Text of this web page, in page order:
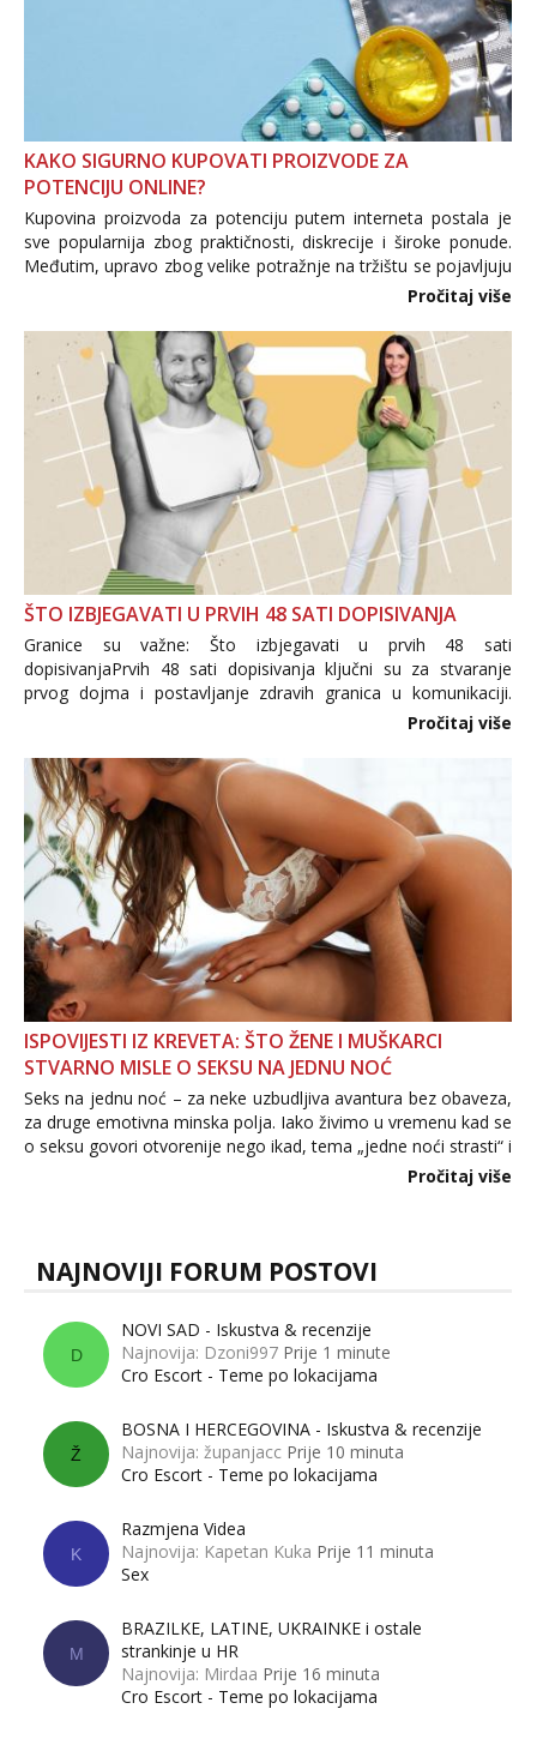
KAKO SIGURNO KUPOVATI PROIZVODE ZA
POTENCIJU ONLINE?
Kupovina proizvoda za potenciju putem interneta postala je
sve popularnija zbog praktičnosti, diskrecije i široke ponude.
Međutim, upravo zbog velike potražnje na tržištu se pojavljuju
i brojni krivotvoreni proizvodi, nepouzdane internetske
Pročitaj više
ŠTO IZBJEGAVATI U PRVIH 48 SATI DOPISIVANJA
Granice su važne: Što izbjegavati u prvih 48 sati
dopisivanjaPrvih 48 sati dopisivanja ključni su za stvaranje
prvog dojma i postavljanje zdravih granica u komunikaciji.
Važno je izbjeći prebrzo otkrivanje osobnih ili intimnih
informacija, jer nepoznata osoba još nije zaslužila to
povjerenje. Takođe...
Pročitaj više
ISPOVIJESTI IZ KREVETA: ŠTO ŽENE I MUŠKARCI
STVARNO MISLE O SEKSU NA JEDNU NOĆ
Seks na jednu noć – za neke uzbudljiva avantura bez obaveza,
za druge emotivna minska polja. Iako živimo u vremenu kad se
o seksu govori otvorenije nego ikad, tema „jedne noći strasti“ i
dalje izaziva burne rasprave. Što zapravo misle žene, a što
Pročitaj više
NAJNOVIJI FORUM POSTOVI
D
NOVI SAD - Iskustva & recenzije
Najnovija: Dzoni997 Prije 1 minute
Cro Escort - Teme po lokacijama
Ž
BOSNA I HERCEGOVINA - Iskustva & recenzije
Najnovija: županjacc Prije 10 minuta
Cro Escort - Teme po lokacijama
K
Razmjena Videa
Najnovija: Kapetan Kuka Prije 11 minuta
Sex
M
BRAZILKE, LATINE, UKRAINKE i ostale
strankinje u HR
Najnovija: Mirdaa Prije 16 minuta
Cro Escort - Teme po lokacijama